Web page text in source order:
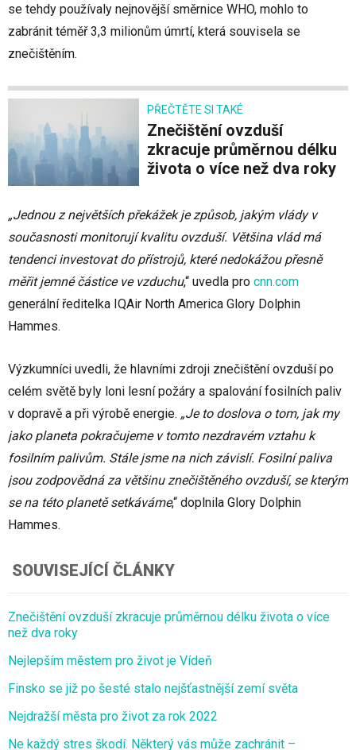
se tehdy používaly nejnovější směrnice WHO, mohlo to
zabránit téměř 3,3 milionům úmrtí, která souvisela se
znečištěním.
PŘEČTĚTE SI TAKÉ
Znečištění ovzduší
zkracuje průměrnou délku
života o více než dva roky
„Jednou z největších překážek je způsob, jakým vlády v
současnosti monitorují kvalitu ovzduší. Většina vlád má
tendenci investovat do přístrojů, které nedokážou přesně
měřit jemné částice ve vzduchu,“ uvedla pro cnn.com
generální ředitelka IQAir North America Glory Dolphin
Hammes.
Výzkumníci uvedli, že hlavními zdroji znečištění ovzduší po
celém světě byly loni lesní požáry a spalování fosilních paliv
v dopravě a při výrobě energie. „Je to doslova o tom, jak my
jako planeta pokračujeme v tomto nezdravém vztahu k
fosilním palivům. Stále jsme na nich závislí. Fosilní paliva
jsou zodpovědná za většinu znečištěného ovzduší, se kterým
se na této planetě setkáváme,“ doplnila Glory Dolphin
Hammes.
SOUVISEJÍCÍ ČLÁNKY
Znečištění ovzduší zkracuje průměrnou délku života o více
než dva roky
Nejlepším městem pro život je Vídeň
Finsko se již po šesté stalo nejšťastnější zemí světa
Nejdražší města pro život za rok 2022
Ne každý stres škodí. Některý vás může zachránit –